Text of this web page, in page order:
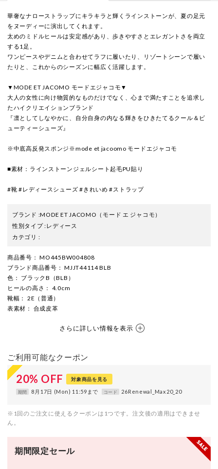
華奢なナローストラップにキラキラと輝くラインストーンが、夏の足元
をヌーディーに演出してくれます。
太めのミドルヒールは安定感があり、歩きやすさとエレガントさを両立
する1足。
ワンピースやデニムと合わせてラフに履いたり、リゾートシーンで履い
たりと、これからのシーズンに幅広く活躍します。
▼MODE ET JACOMO モードエジャコモ▼
大人の女性に向け物質的なものだけでなく、心まで満たすことを追求し
たハイクリエイションブランド
『凛としてしなやかに、自分自身の内なる輝きをひきたてるクール＆ビ
ューティーシューズ』
※中底高反発スポンジ ※mode et jacoomo モードエジャコモ
■素材：ラインストーンジェルシート起毛PU貼り
#靴 #レディースシューズ #きれいめ #ストラップ
ブランド :MODE ET JACOMO （モード エ ジャコモ）
性別タイプ:レディース
カテゴリ :
商品番号 ： MO445BW004808
ブランド商品番号 ： MJJT44114 BLB
色 ： ブラックB（BLB）
ヒールの高さ ： 4.0cm
靴幅 ： 2E（普通）
表素材 ： 合成皮革
さらに詳しい情報を表示
ご利用可能なクーポン
20% OFF 対象商品を見る
期間 8月17日 (Mon) 11:59まで コード 26Renewal_Max20_20
※1回のご注文に使えるクーポンは1つです。注文後の適用はできませ
ん。
期間限定セール